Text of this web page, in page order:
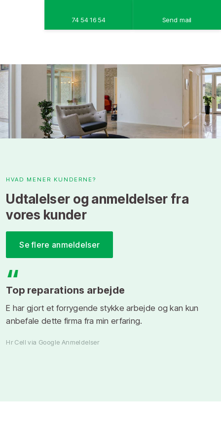
74 54 16 54 Send mail
​HVAD MENER KUNDERNE?
Udtalelser og anmeldelser fra
vores kunder
Se flere anmeldelser
“
Top reparations arbejde
E har gjort et forrygende stykke arbejde og kan kun
anbefale dette firma fra min erfaring.
Hr Cell via Google Anmeldelser